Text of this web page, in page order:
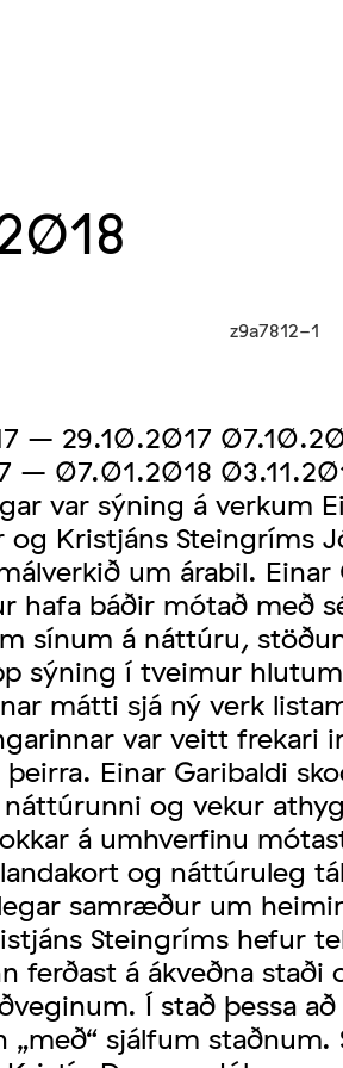
– 29.10.2017
– 07.01.2018
var sýning á verkum
og Kristjáns Steingríms
um árabil.
hafa báðir mótað með
sínum á náttúru,
sýning í tveimur
mátti sjá ný verk
var veitt frekari
Einar Garibaldi
og vekur
á umhverfinu
og náttúruleg
samræður um
Steingríms hefur
ferðast á ákveðna
Í stað þessa
„með“ sjálfum